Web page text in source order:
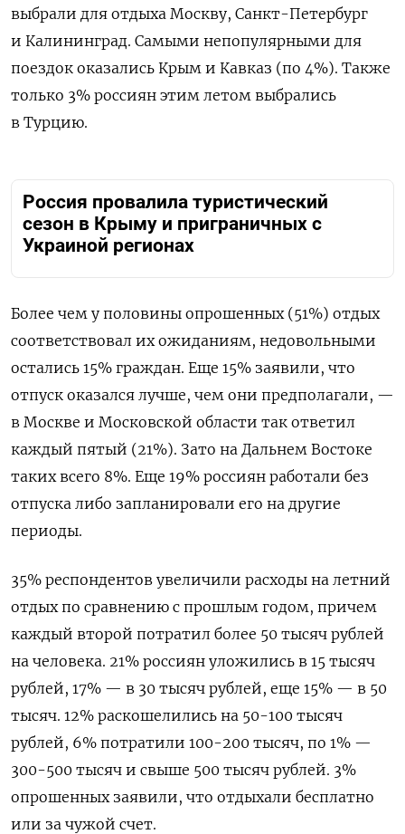
выбрали для отдыха Москву, Санкт-Петербург
и Калининград. Самыми непопулярными для
поездок оказались Крым и Кавказ (по 4%). Также
только 3% россиян этим летом выбрались
в Турцию.
Россия провалила туристический
сезон в Крыму и приграничных с
Украиной регионах
Более чем у половины опрошенных (51%) отдых
соответствовал их ожиданиям, недовольными
остались 15% граждан. Еще 15% заявили, что
отпуск оказался лучше, чем они предполагали, —
в Москве и Московской области так ответил
каждый пятый (21%). Зато на Дальнем Востоке
таких всего 8%. Еще 19% россиян работали без
отпуска либо запланировали его на другие
периоды.
35% респондентов увеличили расходы на летний
отдых по сравнению с прошлым годом, причем
каждый второй потратил более 50 тысяч рублей
на человека. 21% россиян уложились в 15 тысяч
рублей, 17% — в 30 тысяч рублей, еще 15% — в 50
тысяч. 12% раскошелились на 50-100 тысяч
рублей, 6% потратили 100-200 тысяч, по 1% —
300-500 тысяч и свыше 500 тысяч рублей. 3%
опрошенных заявили, что отдыхали бесплатно
или за чужой счет.